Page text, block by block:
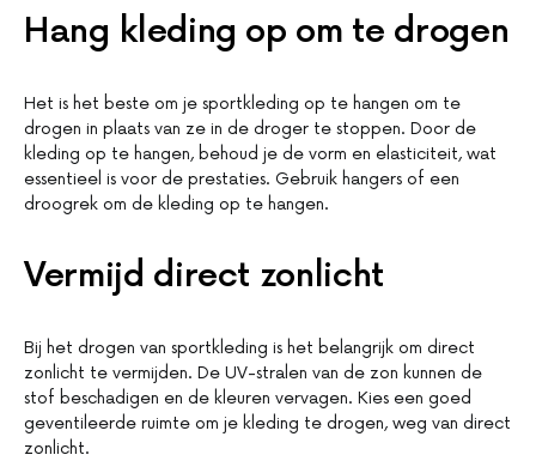
Hang kleding op om te drogen
Het is het beste om je sportkleding op te hangen om te
drogen in plaats van ze in de droger te stoppen. Door de
kleding op te hangen, behoud je de vorm en elasticiteit, wat
essentieel is voor de prestaties. Gebruik hangers of een
droogrek om de kleding op te hangen.
Vermijd direct zonlicht
Bij het drogen van sportkleding is het belangrijk om direct
zonlicht te vermijden. De UV-stralen van de zon kunnen de
stof beschadigen en de kleuren vervagen. Kies een goed
geventileerde ruimte om je kleding te drogen, weg van direct
zonlicht.